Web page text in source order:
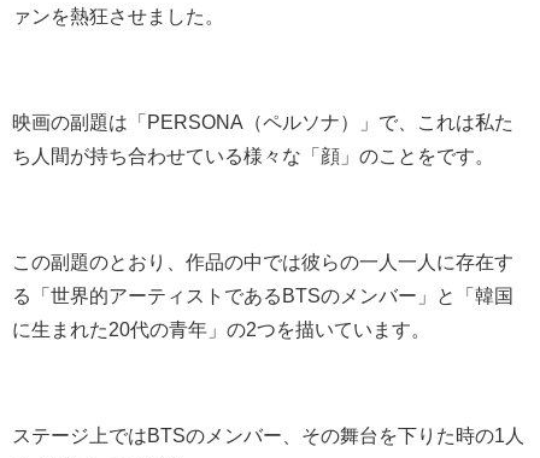
ァンを熱狂させました。
映画の副題は「 PERSONA（ペルソナ） 」で、これは私た
ち人間が持ち合わせている様々な「顔」のことをです。
この副題のとおり、作品の中では彼らの一人一人に存在す
る「世界的アーティストであるBTSのメンバー」と「韓国
に生まれた20代の青年」の2つを描いています。
ステージ上ではBTSのメンバー、その舞台を下りた時の1人